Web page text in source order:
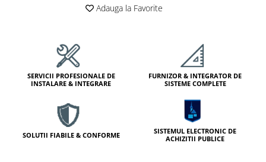
Telecomenzi
Adauga la Favorite
SERVICII PROFESIONALE DE
INSTALARE & INTEGRARE
FURNIZOR & INTEGRATOR DE
SISTEME COMPLETE
SOLUTII FIABILE & CONFORME
SISTEMUL ELECTRONIC DE
ACHIZITII PUBLICE